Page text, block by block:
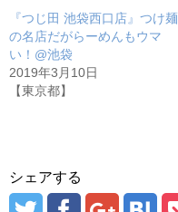
『つじ田 池袋西口店』つけ麺
の名店だがらーめんもウマ
い！@池袋
2019年3月10日
【東京都】
シェアする